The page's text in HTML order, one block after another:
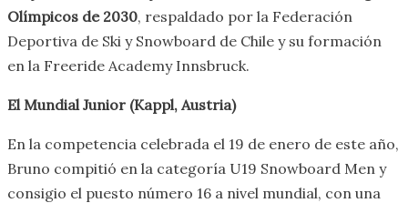
Olímpicos de 2030, respaldado por la Federación
Deportiva de Ski y Snowboard de Chile y su formación
en la Freeride Academy Innsbruck.
El Mundial Junior (Kappl, Austria)
En la competencia celebrada el 19 de enero de este año,
Bruno compitió en la categoría U19 Snowboard Men y
consigio el puesto número 16 a nivel mundial, con una